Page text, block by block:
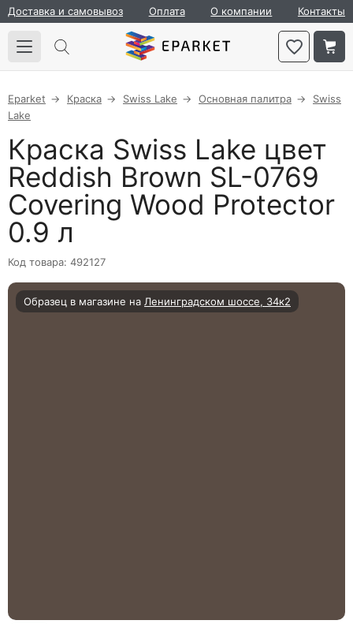
Доставка и самовывоз Оплата О компании Контакты
Eparket Краска Swiss Lake Основная палитра
Swiss
Lake
Краска Swiss Lake цвет
Reddish Brown SL-0769
Covering Wood Protector
0.9 л
Код товара: 492127
Образец в магазине на Ленинградском шоссе, 34к2